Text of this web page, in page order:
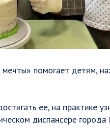
помогает детям,
ее, на практике
диспансере города